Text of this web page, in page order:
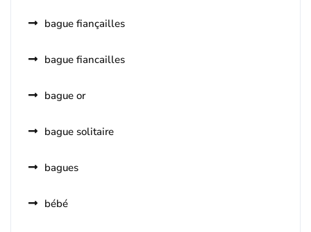
bague fiançailles
bague fiancailles
bague or
bague solitaire
bagues
bébé